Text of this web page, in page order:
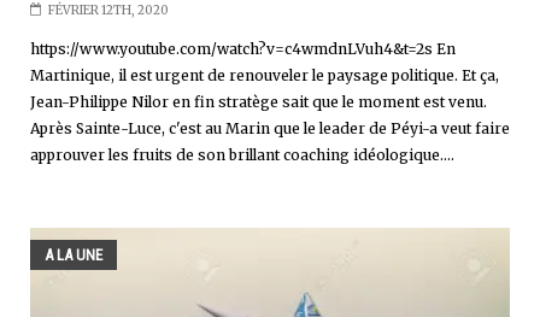
FÉVRIER 12TH, 2020
https://www.youtube.com/watch?v=c4wmdnLVuh4&t=2s En
Martinique, il est urgent de renouveler le paysage politique. Et ça,
Jean-Philippe Nilor en fin stratège sait que le moment est venu.
Après Sainte-Luce, c'est au Marin que le leader de Péyi-a veut faire
approuver les fruits de son brillant coaching idéologique....
A LA UNE